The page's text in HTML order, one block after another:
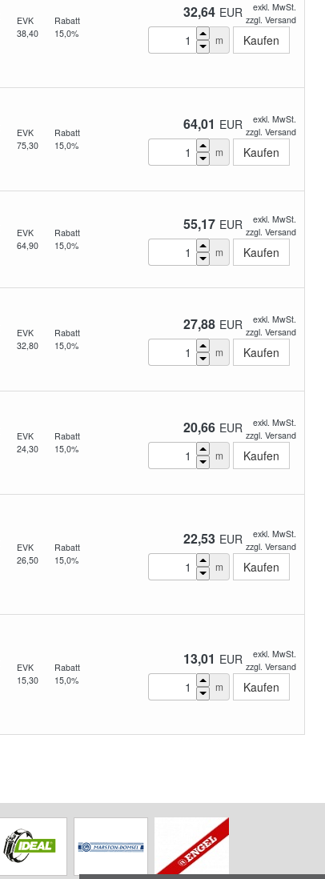
EVK
38,40
Rabatt
15,0%
32,64 EUR
exkl. MwSt.
zzgl. Versand
m
EVK
75,30
Rabatt
15,0%
64,01 EUR
exkl. MwSt.
zzgl. Versand
m
EVK
64,90
Rabatt
15,0%
55,17 EUR
exkl. MwSt.
zzgl. Versand
m
EVK
32,80
Rabatt
15,0%
27,88 EUR
exkl. MwSt.
zzgl. Versand
m
EVK
24,30
Rabatt
15,0%
20,66 EUR
exkl. MwSt.
zzgl. Versand
m
EVK
26,50
Rabatt
15,0%
22,53 EUR
exkl. MwSt.
zzgl. Versand
m
EVK
15,30
Rabatt
15,0%
13,01 EUR
exkl. MwSt.
zzgl. Versand
m